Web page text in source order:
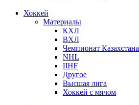
Хоккей
Материалы
КХЛ
ВХЛ
Чемпионат Казахстана
NHL
IIHF
Другое
Высшая лига
Хоккей с мячом